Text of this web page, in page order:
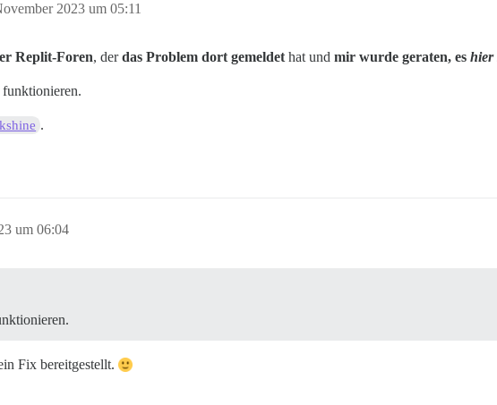
2023 um 05:11
Replit-Foren, derdas Problem dort gemeldet hat und mir wurde geraten, es hier
funktionieren.
.
um 06:04
Fix bereitgestellt.